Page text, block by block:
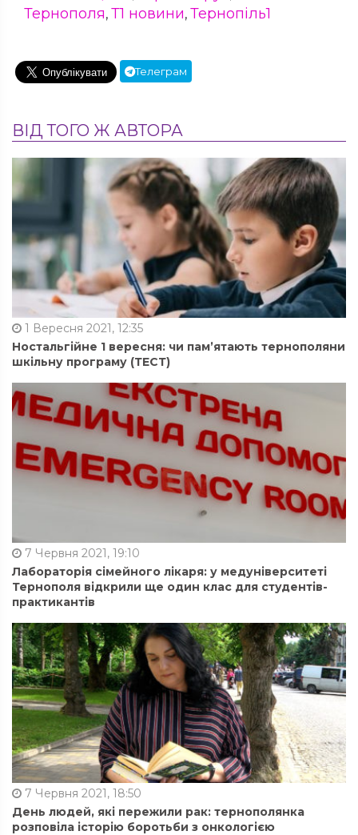
Тернополя, Т1 новини, Тернопіль1
Телеграм
ВІД ТОГО Ж АВТОРА
1 Вересня 2021, 12:35
Ностальгійне 1 вересня: чи пам’ятають тернополяни
шкільну програму (ТЕСТ)
7 Червня 2021, 19:10
Лабораторія сімейного лікаря: у медуніверситеті
Тернополя відкрили ще один клас для студентів-
практикантів
7 Червня 2021, 18:50
День людей, які пережили рак: тернополянка
розповіла історію боротьби з онкологією